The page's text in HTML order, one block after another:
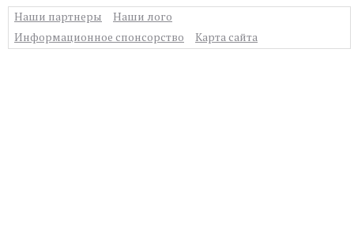
Наши партнеры
Наши лого
Информационное спонсорство
Карта сайта